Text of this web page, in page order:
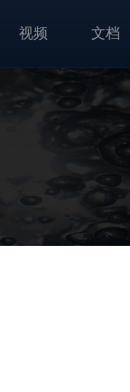
视频 文档